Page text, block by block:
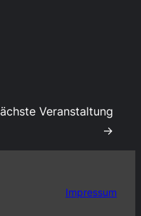
Veranstaltung
→
Impressum